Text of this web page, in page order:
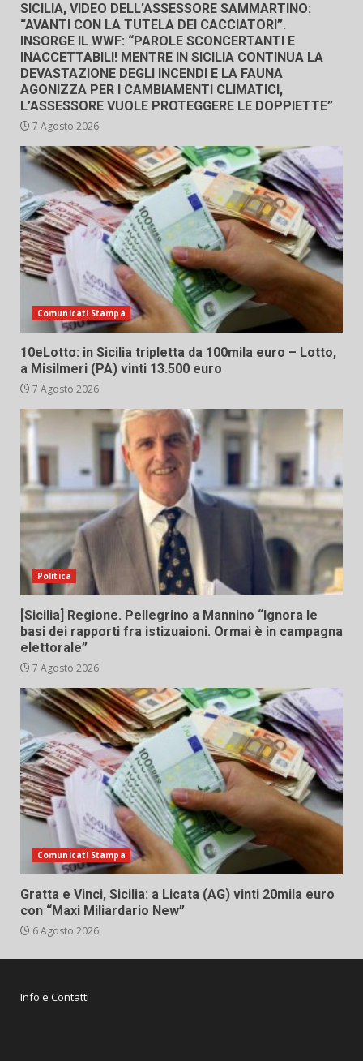
SICILIA, VIDEO DELL’ASSESSORE SAMMARTINO:
“AVANTI CON LA TUTELA DEI CACCIATORI”.
INSORGE IL WWF: “PAROLE SCONCERTANTI E
INACCETTABILI! MENTRE IN SICILIA CONTINUA LA
DEVASTAZIONE DEGLI INCENDI E LA FAUNA
AGONIZZA PER I CAMBIAMENTI CLIMATICI,
L’ASSESSORE VUOLE PROTEGGERE LE DOPPIETTE”
7 Agosto 2026
Comunicati Stampa
10eLotto: in Sicilia tripletta da 100mila euro – Lotto,
a Misilmeri (PA) vinti 13.500 euro
7 Agosto 2026
Politica
[Sicilia] Regione. Pellegrino a Mannino “Ignora le
basi dei rapporti fra istizuaioni. Ormai è in campagna
elettorale”
7 Agosto 2026
Comunicati Stampa
Gratta e Vinci, Sicilia: a Licata (AG) vinti 20mila euro
con “Maxi Miliardario New”
6 Agosto 2026
Info e Contatti